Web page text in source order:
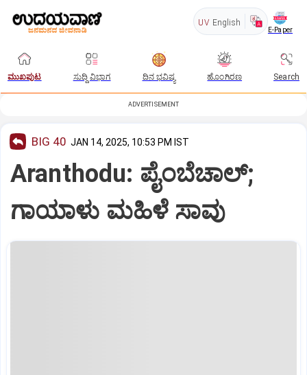
UV English
E-Paper
ಮುಖಪುಟ ಸುದ್ದಿ ವಿಭಾಗ ದಿನ ಭವಿಷ್ಯ ಹೊಂಗಿರಣ Search
ADVERTISEMENT
BIG 40 JAN 14, 2025, 10:53 PM IST
Aranthodu: ಪೈಂಬೆಚಾಲ್‌;
ಗಾಯಾಳು ಮಹಿಳೆ ಸಾವು